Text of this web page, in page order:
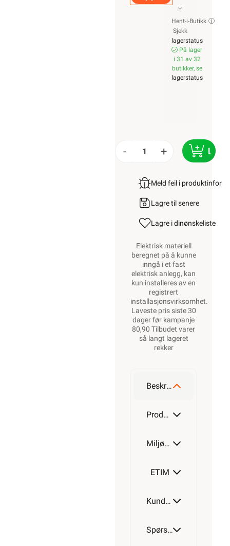
Hent-i-Butikk
Sjekk
lagerstatus
På lager
i 31 av 32
butikker, se
lagerstatus
- +
Meld feil i
Lagre til senere
Lagre i dinønskeliste
Elektrisk materiell
beregnet på å kunne
inngå i et fast
elektrisk anlegg, kan
kun installeres av en
registrert
installasjonsvirksomhet.
Laveste pris siste 30
dager før kampanje
80,90 Tilbudet varer
så langt lageret
rekker
Beskrivelse
Produktdetaljer
Miljøparametere
ETIM
Kundeomtale
Spørsmål og svar